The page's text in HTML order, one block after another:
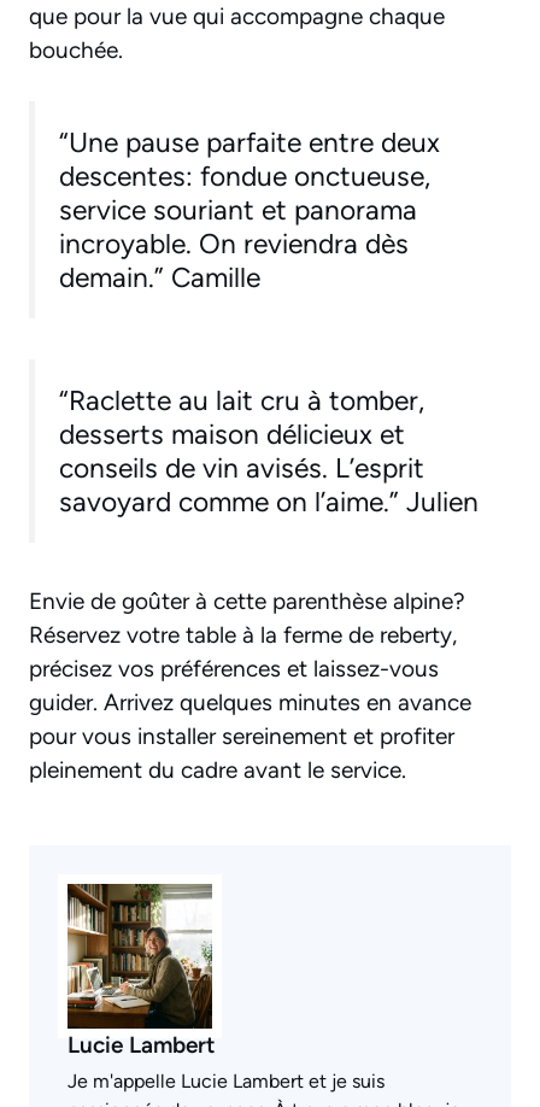
que pour la vue qui accompagne chaque
bouchée.
“Une pause parfaite entre deux
descentes: fondue onctueuse,
service souriant et panorama
incroyable. On reviendra dès
demain.” Camille
“Raclette au lait cru à tomber,
desserts maison délicieux et
conseils de vin avisés. L’esprit
savoyard comme on l’aime.” Julien
Envie de goûter à cette parenthèse alpine?
Réservez votre table à la ferme de reberty,
précisez vos préférences et laissez-vous
guider. Arrivez quelques minutes en avance
pour vous installer sereinement et profiter
pleinement du cadre avant le service.
Lucie Lambert
Je m'appelle Lucie Lambert et je suis